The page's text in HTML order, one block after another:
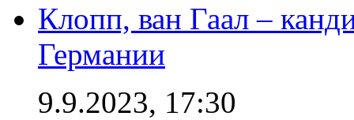
Клопп, ван Гаал –
Германии
9.9.2023, 17:30